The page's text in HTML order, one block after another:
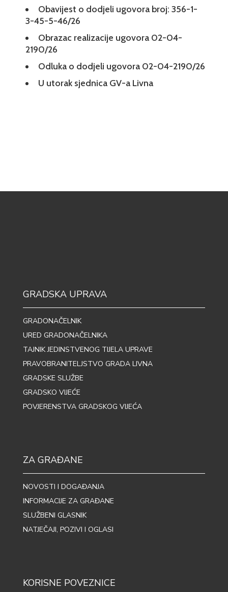
Obavijest o dodjeli ugovora broj: 356-1-
3-45-5-46/26
Obrazac realizacije ugovora 02-04-
2190/26
Odluka o dodjeli ugovora 02-04-2190/26
U utorak sjednica GV-a Livna
GRADSKA UPRAVA
GRADONAČELNIK
URED GRADONAČELNIKA
TAJNIK JEDINSTVENOG TIJELA UPRAVE
PRAVOBRANITELJSTVO GRADA LIVNA
GRADSKE SLUŽBE
GRADSKO VIJEĆE
POVJERENSTVA GRADSKOG VIJEĆA
ZA GRAĐANE
NOVOSTI I DOGAĐANJA
INFORMACIJE ZA GRAĐANE
SLUŽBENI GLASNIK
NATJEČAJI, POZIVI I OGLASI
KORISNE POVEZNICE